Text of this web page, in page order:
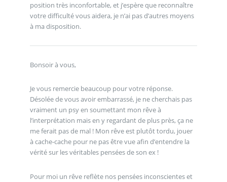
position très inconfortable, et j’espère que reconnaître
votre difficulté vous aidera, je n’ai pas d’autres moyens
à ma disposition.
Bonsoir à vous,
Je vous remercie beaucoup pour votre réponse.
Désolée de vous avoir embarrassé, je ne cherchais pas
vraiment un psy en soumettant mon rêve à
l’interprétation mais en y regardant de plus près, ça ne
me ferait pas de mal ! Mon rêve est plutôt tordu, jouer
à cache-cache pour ne pas être vue afin d’entendre la
vérité sur les véritables pensées de son ex !
Pour moi un rêve reflète nos pensées inconscientes et